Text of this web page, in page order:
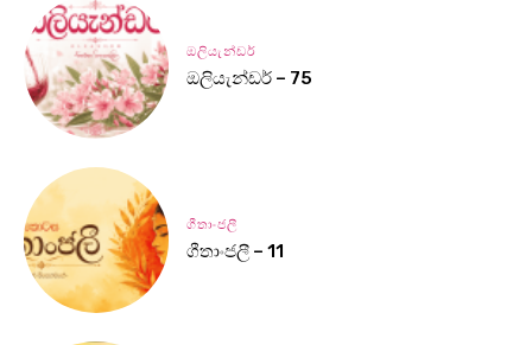
ඔලියැන්ඩර්
ඔලියැන්ඩර් – 75
ගීතාංජලී
ගීතාංජලී – 11